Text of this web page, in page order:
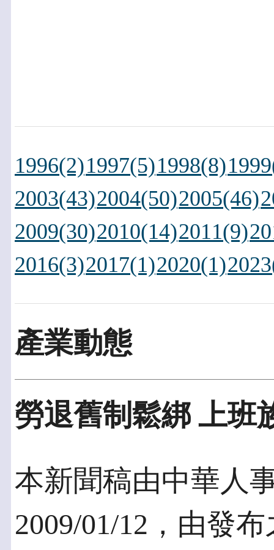
1996(2)1997(5)1998(8)
2003(43)2004(50)2005(46)
2009(30)2010(14)2011(9)
2016(3)2017(1)2020(1)
產業動態
勞退舊制鬆綁 上班
本新聞稿由中華人
2009/01/12，由發